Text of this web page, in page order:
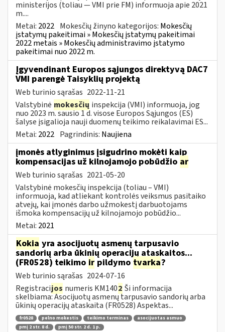
ministerijos (toliau — VMI prie FM) informuoja apie 2021
m....
Metai: 2022 Mokesčių žinyno kategorijos: Mokesčių
įstatymų pakeitimai » Mokesčių įstatymų pakeitimai
2022 metais » Mokesčių administravimo įstatymo
pakeitimai nuo 2022 m.
Įgyvendinant Europos sąjungos direktyvą DAC7
VMI parengė Taisyklių projektą
Web turinio sąrašas 2022-11-21
Valstybinė mokesčių inspekcija (VMI) informuoja, jog
nuo 2023 m. sausio 1 d. visose Europos Sąjungos (ES)
šalyse įsigalioja nauji duomenų teikimo reikalavimai ES...
Metai: 2022 Pagrindinis: Naujiena
įmonės atlyginimus įsigudrino mokėti kaip
kompensacijas už kilnojamojo pobūdžio ar
Web turinio sąrašas 2021-05-20
Valstybinė mokesčių inspekcija (toliau – VMI)
informuoja, kad atliekant kontrolės veiksmus pasitaiko
atvejų, kai įmonės darbo užmokestį darbuotojams
išmoka kompensacijų už kilnojamojo pobūdžio...
Metai: 2021
Kokia yra asocijuotų asmenų tarpusavio
sandorių arba ūkinių operacijų ataskaitos...
(FR0528) teikimo ir pildymo tvarka?
Web turinio sąrašas 2024-07-16
Registracijos numeris KM1402 Ši informacija
skelbiama: Asocijuotų asmenų tarpusavio sandorių arba
ūkinių operacijų ataskaita (FR0528) Aspektas...
fr0528 pelno mokestis teikimo terminas
asocijuotas asmuo
pmį 2 str. 8 d.
pmį 50 str. 2 d. 1 p.